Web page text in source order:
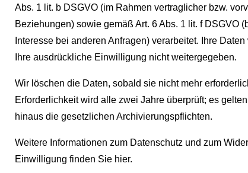
Abs. 1 lit. b DSGVO (im Rahmen vertraglicher bzw.
Beziehungen) sowie gemäß Art. 6 Abs. 1 lit. f DSGVO
Interesse bei anderen Anfragen) verarbeitet. Ihre
Ihre ausdrückliche Einwilligung nicht weitergegeben.
Wir löschen die Daten, sobald sie nicht mehr
Erforderlichkeit wird alle zwei Jahre überprüft; es
hinaus die gesetzlichen Archivierungspflichten.
Weitere Informationen zum Datenschutz und zum
Einwilligung finden Sie hier.